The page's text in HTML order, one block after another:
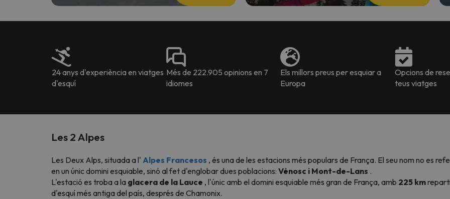
24 anys d'experiència en viatges
d'esquí
Més de 222.905 opinions en 7
idiomes
Els millors preus per esquiar a
Europa
Opcions de
teus viatges
Les 2 Alpes
Les Deux Alps, situada a l' Alpes Francesos , és una de les estacions més populars de França. El seu nom no es
en un únic domini esquiable, sinó al fet d'englobar dues poblacions: Vénosc i Mont-de-Lans .
L'estació es troba a la glacera de la Lauce , l'únic amb el domini esquiable més gran de França, amb 225 km
d'esquí més antiga del país, després de Chamonix.